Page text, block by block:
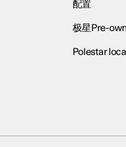
配置
极星Pre-
Polestar